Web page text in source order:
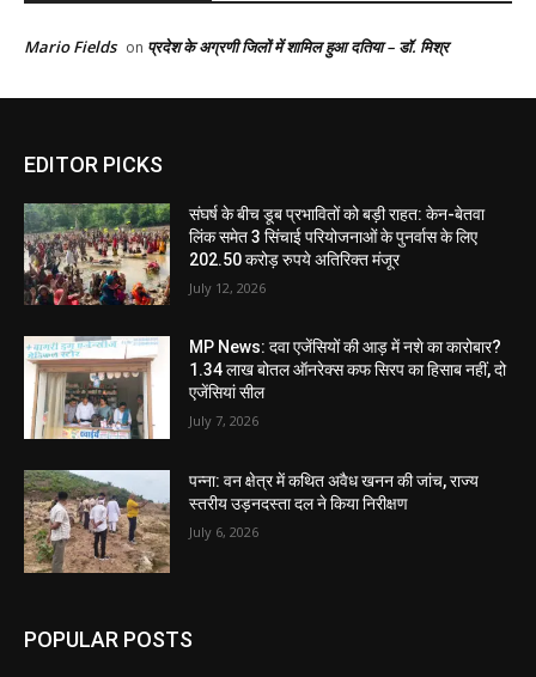
Mario Fields on प्रदेश के अग्रणी जिलों में शामिल हुआ दतिया – डॉ. मिश्र
EDITOR PICKS
संघर्ष के बीच डूब प्रभावितों को बड़ी राहत: केन-बेतवा
लिंक समेत 3 सिंचाई परियोजनाओं के पुनर्वास के लिए
202.50 करोड़ रुपये अतिरिक्त मंजूर
July 12, 2026
MP News: दवा एजेंसियों की आड़ में नशे का कारोबार?
1.34 लाख बोतल ऑनरेक्स कफ सिरप का हिसाब नहीं, दो
एजेंसियां सील
July 7, 2026
पन्ना: वन क्षेत्र में कथित अवैध खनन की जांच, राज्य
स्तरीय उड़नदस्ता दल ने किया निरीक्षण
July 6, 2026
POPULAR POSTS